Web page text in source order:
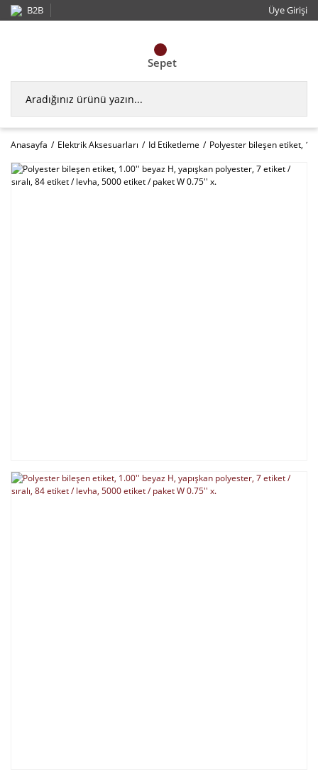
B2B Üye Girişi
Sepet
Anasayfa Elektrik Aksesuarları Id Etiketleme Polyester bileşen etiket,